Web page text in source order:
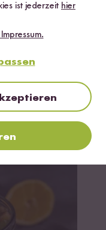
Anmeldung zum Newsletter
Bio Basmati
ist jederzeit hier